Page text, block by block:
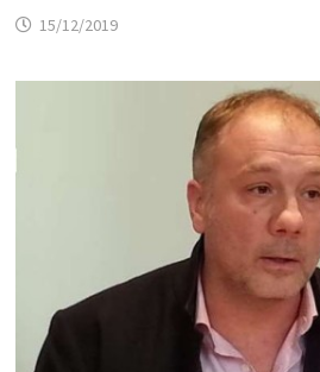
15/12/2019